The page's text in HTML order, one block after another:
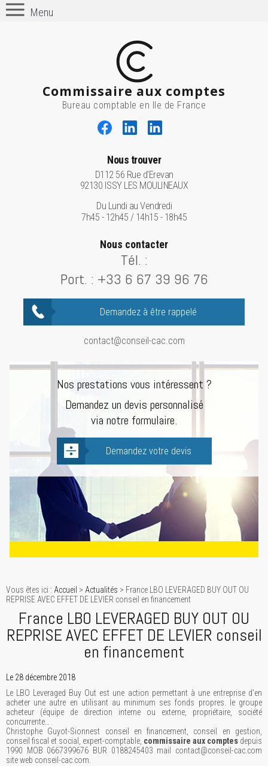
Menu
Commissaire aux comptes
Bureau comptable en Ile de France
Nous trouver
D112 56 Rue d'Erevan
92130 ISSY LES MOULINEAUX
Du Lundi au Vendredi
7h45 - 12h45 / 14h15 - 18h45
Nous contacter
Tél. :
Port. : +33 6 67 39 96 76
Demandez à être rappelé
contact@conseil-cac.com
Nos prestations vous intéressent ?
Demandez un devis personnalisé
via notre formulaire.
Demandez votre devis
Vous êtes ici : Accueil > Actualités > France LBO LEVERAGED BUY OUT OU
REPRISE AVEC EFFET DE LEVIER conseil en financement
France LBO LEVERAGED BUY OUT OU
REPRISE AVEC EFFET DE LEVIER conseil
en financement
Le 28 décembre 2018
Le LBO Leveraged Buy Out est une action permettant à une entreprise d'en
acheter une autre en utilisant au minimum ses fonds propres. le groupe
acheteur (équipe de direction interne ou externe, propriétaire, société
concurrente…
Christophe Guyot-Sionnest conseil en financement, conseil en gestion,
conseil fiscal et social, expert-comptable, commissaire aux comptes depuis
1990 MOB 0667399676 BUR 0188245403 mail contact@conseil-cac.com
site web conseil-cac.com.